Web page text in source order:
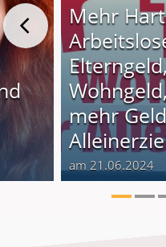
Mehr
mehr
am 21.06.2024